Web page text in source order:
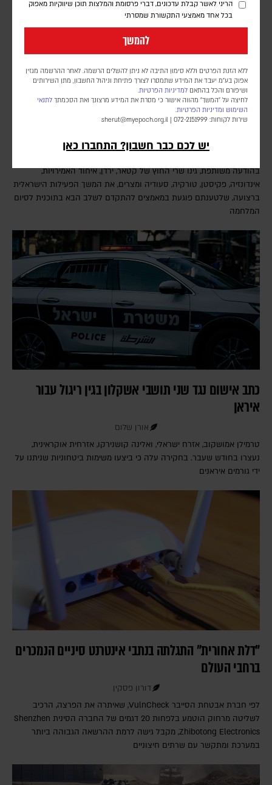
הריני לאשר קבלת עדכונים, דברי פרסומת והמלצות תוכן שיווקיות מאפוק
בכל אחד מאמצעי התקשורת שמסרתי
להמשך
ללא הזנת הפרטים וללא סימון התיבה לא ניתן להשלים הרשמה. לאחר ההרשמה מגזין
אפוק בע״מ יעבד את המידע שתמסרו לצורך פתיחת וניהול החשבון, מתן השירותים
ושיפורם והכל בהתאם למדיניות הפרטיות.
לחיצה על "המשך" מהווה אישור כי מסרת את המידע מרצונך ואת הסכמתך לתנאי
השימוש ומדיניות הפרטיות.
שירות לקוחות: 072-2151999 |
sherut@myepoch.org.il
יש לכם כבר חשבון? התחברו כאן
שמונה מדינות ערביות ומוסלמיות: המשך הפעילות
דורון פסקין
בהודעה משותפת, גינו שרי החוץ של קטאר, ירדן, איחוד האמירויות,
אינדונזיה, פקיסטן, טורקיה, סעודיה ומצרים, את המשך הפעילות הישראלית
ברצועה, שלטענתם פוגעת במאמצים להתקדם לשלב הבא בתוכנית לסיום
המלחמה
כתב אישום נגד שני תושבי אשקלון בגין ריגול עבור
איראן
אורן שלום
טרמילן אמושקוב, אזרח ישראלי, ואלינה קושנירקו, אזרחית אוקראינית,
נעצרו בחודש שעבר. בחקירה עלה כי ביצעו משימות ביטחוניות שניתנו על
ידי גורמים איראנים
"דלת אחורית" התגלתה בנתבי אינטרנט סיניים הנמכרים
ברחבי העולם
דורון פסקין
לפי חברת אבטחת הסייבר VulnCheck‎, שאיתרה את הפרצה, הרכיב
לשליטה מרחוק הוטמע בלפחות 20 דגמים של החברה הסינית Shenzhen
Zhibotong Electronics‎, מקבל גישה לרמת ההרשאה הגבוהה ביותר
במערכת ומתקשר עם שרתים חיצוניים